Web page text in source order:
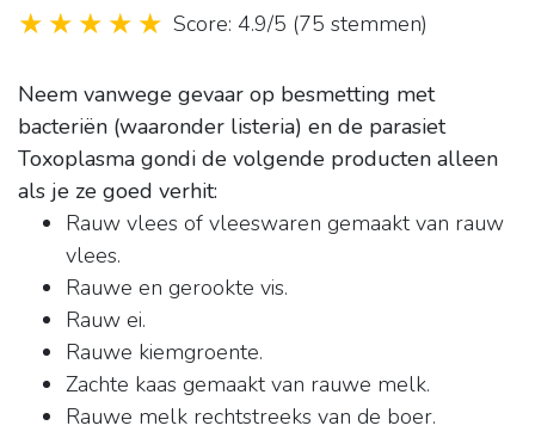
Score: 4.9/5 (75 stemmen)
Neem vanwege gevaar op besmetting met
bacteriën (waaronder listeria) en de parasiet
Toxoplasma gondi de volgende producten alleen
als je ze goed verhit:
Rauw vlees of vleeswaren gemaakt van rauw
vlees.
Rauwe en gerookte vis.
Rauw ei.
Rauwe kiemgroente.
Zachte kaas gemaakt van rauwe melk.
Rauwe melk rechtstreeks van de boer.